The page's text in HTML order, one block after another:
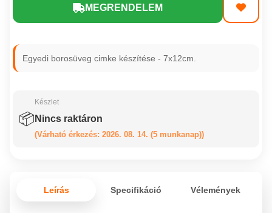
MEGRENDELEM
Egyedi borosüveg cimke készítése - 7x12cm.
📦
Készlet
Nincs raktáron
(Várható érkezés: 2026. 08. 14. (5 munkanap))
Leírás Specifikáció Vélemények